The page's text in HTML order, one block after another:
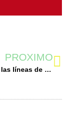
PROXIMO
¿Qué son las líneas de vida y por qué son necesarias en los trabajos en altura?